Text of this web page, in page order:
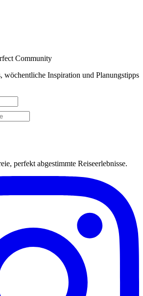
Community
wöchentliche Inspiration und Planungstipps
perfekt abgestimmte Reiseerlebnisse.